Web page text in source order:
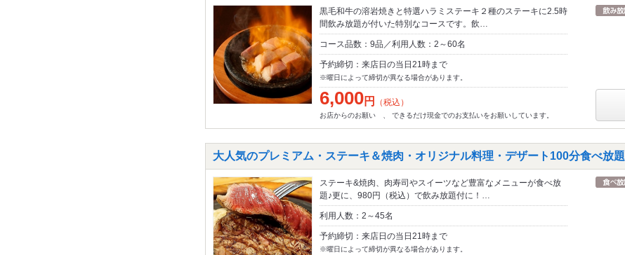
黒毛和牛の溶岩焼きと特選ハラミステーキ２種のステーキに2.5時
間飲み放題が付いた特別なコースです。飲…
コース品数：9品／利用人数：2～60名
予約締切：来店日の当日21時まで
※曜日によって締切が異なる場合があります。
6,000円 （税込）
お店からのお願い 、 できるだけ現金でのお支払いをお願いしています。
大人気のプレミアム・ステーキ＆焼肉・オリジナル料理・デザート100分食べ放題
ステーキ&焼肉、肉寿司やスイーツなど豊富なメニューが食べ放
題♪更に、980円（税込）で飲み放題付に！…
利用人数：2～45名
予約締切：来店日の当日21時まで
※曜日によって締切が異なる場合があります。